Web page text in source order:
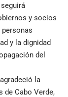
y socios
y la dignidad
del
la
de Cabo Verde,